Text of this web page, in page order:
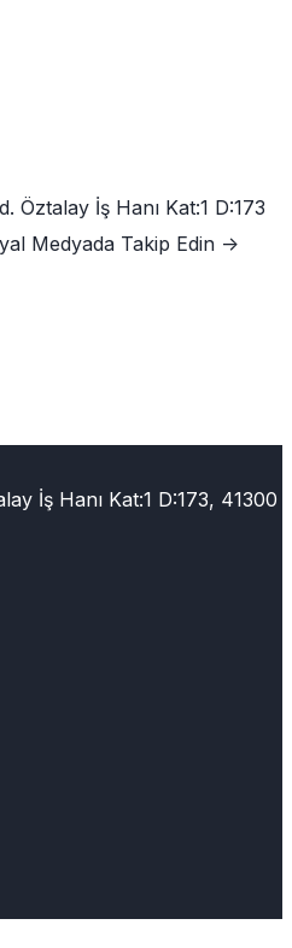
Öztalay İş Hanı Kat:1 D:173
Medyada Takip Edin ->
İş Hanı Kat:1 D:173, 41300